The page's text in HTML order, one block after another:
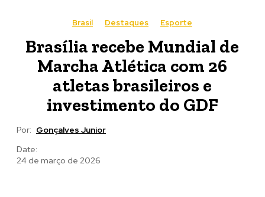
Brasil Destaques Esporte
Brasília recebe Mundial de
Marcha Atlética com 26
atletas brasileiros e
investimento do GDF
Por: Gonçalves Junior
Date:
24 de março de 2026